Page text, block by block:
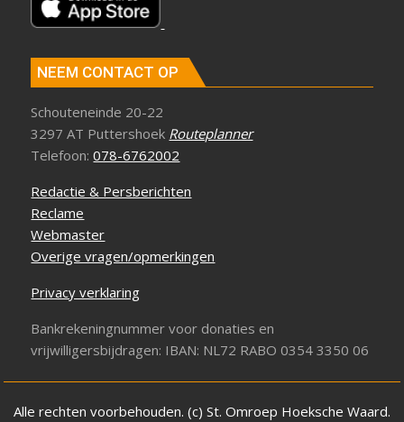
NEEM CONTACT OP
Schouteneinde 20-22
3297 AT Puttershoek Routeplanner
Telefoon:078-6762002
Redactie & Persberichten
Reclame
Webmaster
Overige vragen/opmerkingen
Privacy verklaring
Bankrekeningnummer voor donaties en
vrijwilligersbijdragen: IBAN: NL72 RABO 0354 3350 06
Alle rechten voorbehouden. (c) St. Omroep Hoeksche Waard.